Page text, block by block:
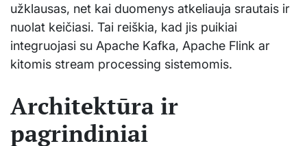
užklausas, net kai duomenys atkeliauja srautais ir
nuolat keičiasi. Tai reiškia, kad jis puikiai
integruojasi su Apache Kafka, Apache Flink ar
kitomis stream processing sistemomis.
Architektūra ir
pagrindiniai